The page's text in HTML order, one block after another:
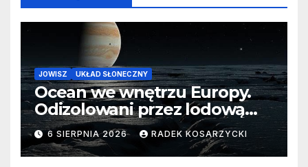
JOWISZ UKŁAD SŁONECZNY
Ocean we wnętrzu Europy.
Odizolowani przez lodową
barierę
6 SIERPNIA 2026 RADEK KOSARZYCKI